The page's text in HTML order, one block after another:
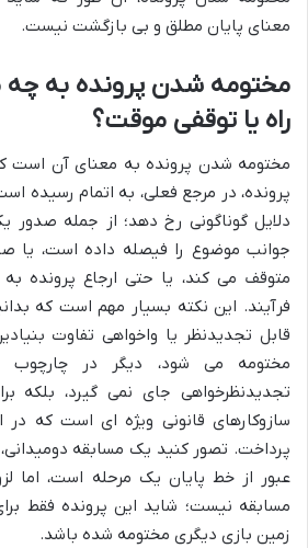
معنای پایان مطلق و بی بازگشت نیست.
مختومه شدن پرونده به چه
راه یا توقفی موقت؟
مختومه شدن پرونده به معنای آن است
پرونده، در مرجع فعلی، به اتمام رسیده
دلایل گوناگونی رخ دهد؛ از جمله
جوانب موضوع را فیصله داده است، یا
متوقف می کند، یا حتی ارجاع پرونده به
فرآیند. این نکته بسیار مهم است که
قابل تجدیدنظر یا واخواهی تفاوت
مختومه می شود، دیگر در چارچوب
تجدیدنظرخواهی جای نمی گیرد، بلکه
سازوکارهای قانونی ویژه ای است که
پرداخت. تصور کنید یک مسابقه
عبور از خط پایان یک مرحله است، اما
مسابقه نیست؛ شاید این پرونده فقط
زمین بازی دیگری مختومه شده باشد.